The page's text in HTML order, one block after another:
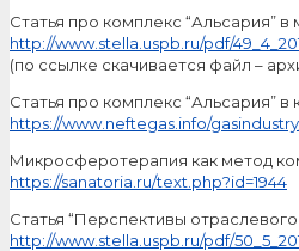
Статья про комплекс “Альсария”
http://www.stella.uspb.ru/pdf/
(по ссылке скачивается файл –
Статья про комплекс “Альсария”
https://www.neftegas.info/
Микросферотерапия как метод
https://sanatoria.ru/text.php?id=1944
Статья “Перспективы
http://www.stella.uspb.ru/pdf/